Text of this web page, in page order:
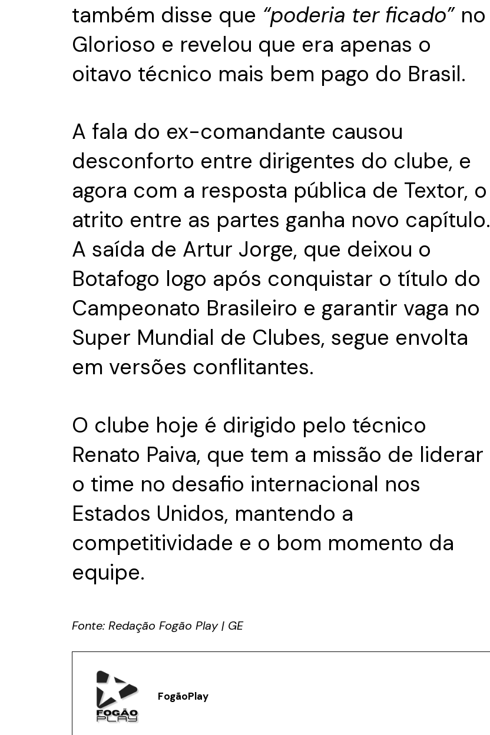
também disse que “poderia ter ficado”no
Glorioso e revelou que era apenas o
oitavo técnico mais bem pago do Brasil.
A fala do ex-comandante causou
desconforto entre dirigentes do clube, e
agora com a resposta pública de Textor, o
atrito entre as partes ganha novo capítulo.
A saída de Artur Jorge, que deixou o
Botafogo logo após conquistar o título do
Campeonato Brasileiro e garantir vaga no
Super Mundial de Clubes, segue envolta
em versões conflitantes.
O clube hoje é dirigido pelo técnico
Renato Paiva, que tem a missão de liderar
o time no desafio internacional nos
Estados Unidos, mantendo a
competitividade e o bom momento da
equipe.
Fonte: Redação Fogão Play | GE
FogãoPlay